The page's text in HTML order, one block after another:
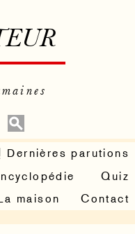
Dernières parutions
Quiz
maison Contact